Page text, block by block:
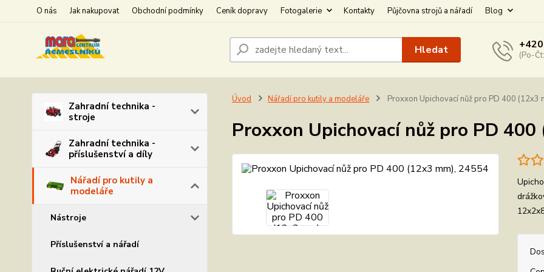
O nás Jak nakupovat Obchodní podmínky Ceník dopravy Fotogalerie Kontakty Půjčovna strojů a nářadí Blog
Hledat (Po-
Zahradní technika -
stroje
Zahradní technika -
příslušenství a díly
Nářadí pro kutily a
modeláře
Nástroje
Příslušenství a nářadí
Úvod Nářadí pro kutily a modeláře Proxxon Upichovací nůž pro PD 400 (12x3
Proxxon Upichovací nůž pro PD